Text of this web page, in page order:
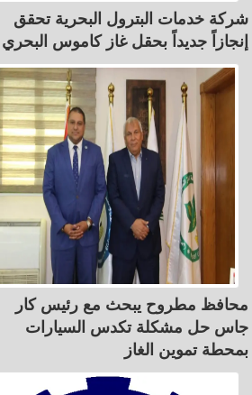
شركة خدمات البترول البحرية تحقق
إنجازاً جديداً بحقل غاز كاموس البحري
محافظ مطروح يبحث مع رئيس كار
جاس حل مشكلة تكدس السيارات
بمحطة تموين الغاز